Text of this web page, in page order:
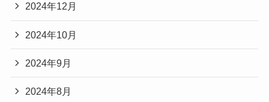
2024年12月
2024年10月
2024年9月
2024年8月